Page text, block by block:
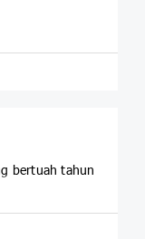
bertuah tahun